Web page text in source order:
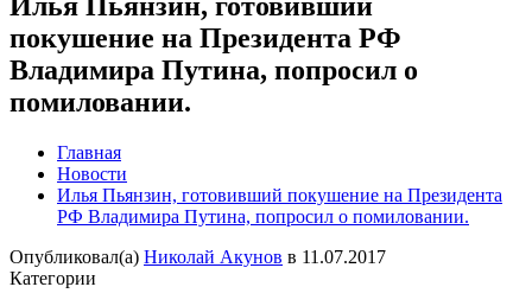
покушение на Президента РФ
Владимира Путина, попросил о
помиловании.
Главная
Новости
Илья Пьянзин, готовивший покушение на Президента
РФ Владимира Путина, попросил о помиловании.
Опубликовал(а) Николай Акунов в 11.07.2017
Категории